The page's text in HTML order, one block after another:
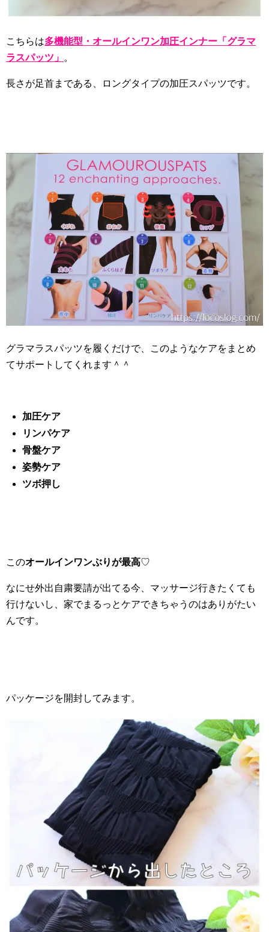
こちらは多機能型・オールインワン加圧インナー「グラマ
ラスパッツ」 。
長さが足首まである、ロングタイプの加圧スパッツです。
グラマラスパッツを履くだけで、このようなケアをまとめ
てサポートしてくれます＾＾
加圧ケア
リンパケア
骨盤ケア
姿勢ケア
ツボ押し
このオールインワンぶりが最高♡
なにせ外出自粛要請が出てる今、マッサージ行きたくても
行けないし、家でまるっとケアできちゃうのはありがたい
んです。
パッケージを開封してみます。